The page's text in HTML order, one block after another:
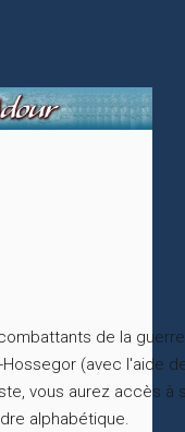
de la
(avec l'aide
vous aurez accès à
alphabétique.